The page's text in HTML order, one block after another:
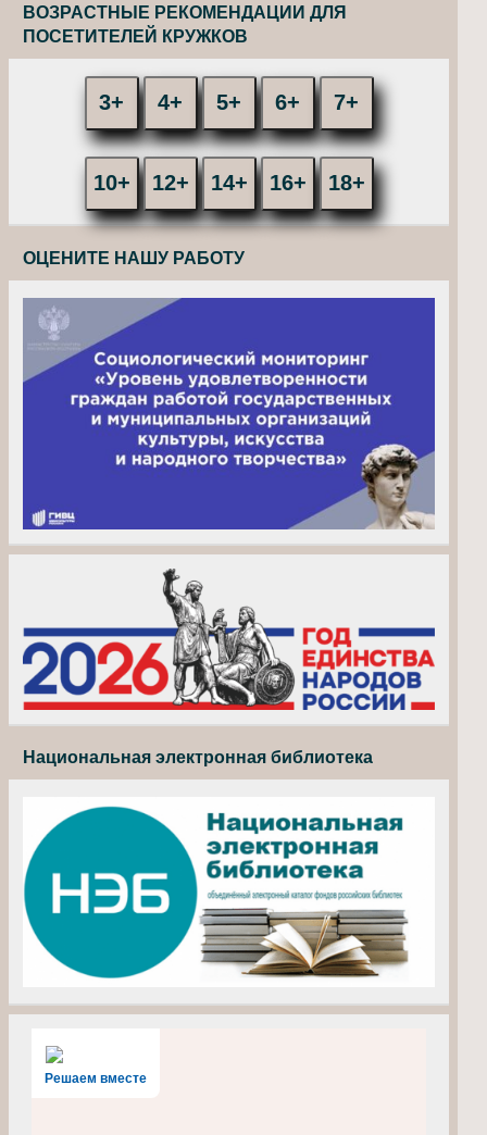
ВОЗРАСТНЫЕ РЕКОМЕНДАЦИИ ДЛЯ
ПОСЕТИТЕЛЕЙ КРУЖКОВ
3+ 4+ 5+ 6+ 7+
10+ 12+ 14+ 16+ 18+
ОЦЕНИТЕ НАШУ РАБОТУ
Национальная электронная библиотека
Решаем вместе